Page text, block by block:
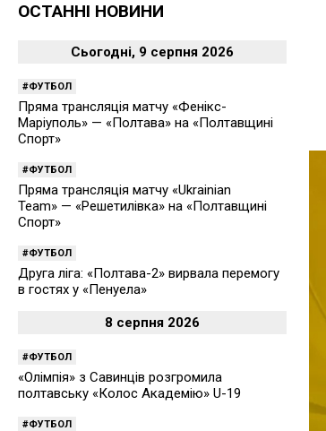
ОСТАННІ НОВИНИ
Сьогодні, 9 серпня 2026
ФУТБОЛ
Пряма трансляція матчу «Фенікс-
Маріуполь» — «Полтава» на «Полтавщині
Спорт»
ФУТБОЛ
Пряма трансляція матчу «Ukrainian
Team» — «Решетилівка» на «Полтавщині
Спорт»
ФУТБОЛ
Друга ліга: «Полтава-2» вирвала перемогу
в гостях у «Пенуела»
8 серпня 2026
ФУТБОЛ
«Олімпія» з Савинців розгромила
полтавську «Колос Академію» U-19
ФУТБОЛ